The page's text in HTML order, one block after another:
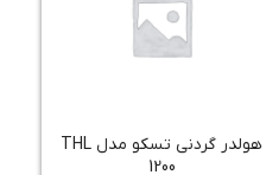
هولدر گردنی تسکو مدل THL
1200